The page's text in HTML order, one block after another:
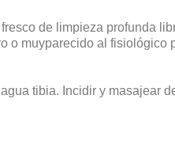
de limpieza profunda
muyparecido al
tibia. Incidir y masajear